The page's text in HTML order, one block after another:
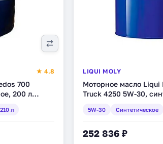
★ 4.8
700
200 л
210 л
LIQUI MOLY
Моторное масло Liqui
Truck 4250 5W-30,
5W-30 Синтетическое
252 836 ₽